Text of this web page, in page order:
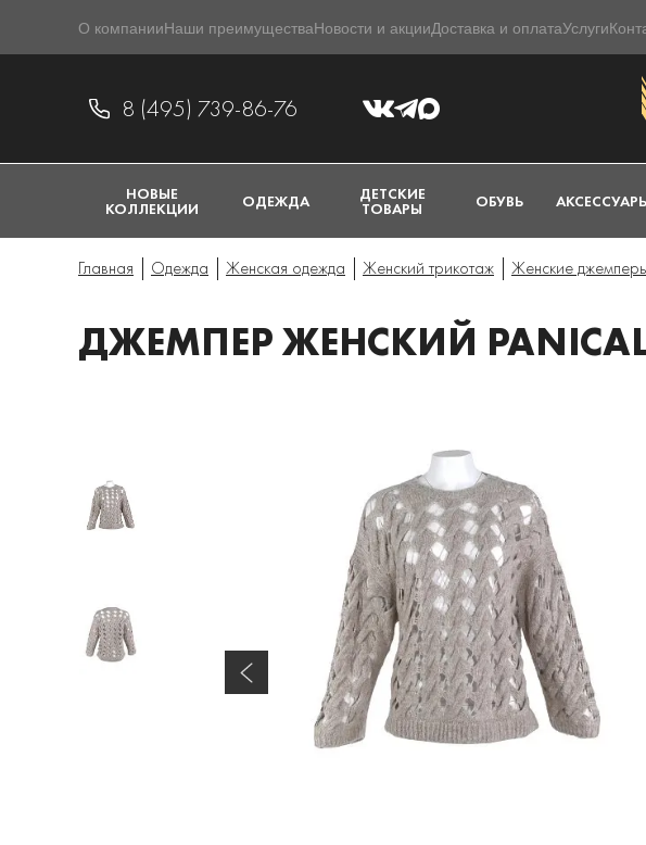
О компанииНаши преимуществаНовости и акцииДоставка и оплатаУслуги
8 (495) 739-86-76
НОВЫЕ
КОЛЛЕКЦИИ ОДЕЖДА ДЕТСКИЕ
ТОВАРЫ ОБУВЬ
Главная Одежда Женская одежда Женский трикотаж Женские джемперы
ДЖЕМПЕР ЖЕНСКИЙ